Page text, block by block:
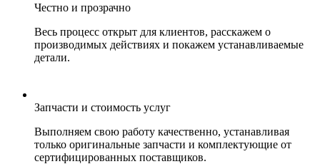
Честно и прозрачно
Весь процесс открыт для клиентов, расскажем о
производимых действиях и покажем устанавливаемые
детали.
Запчасти и стоимость услуг
Выполняем свою работу качественно, устанавливая
только оригинальные запчасти и комплектующие от
сертифицированных поставщиков.